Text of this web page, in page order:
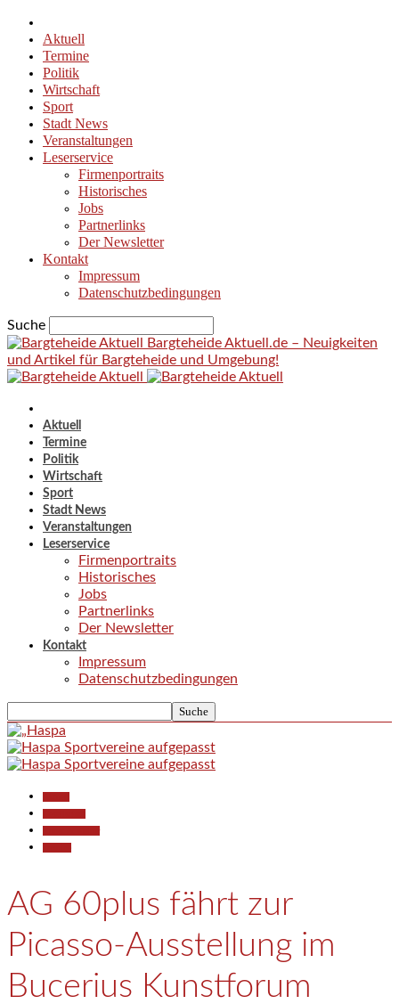
Aktuell
Termine
Politik
Wirtschaft
Sport
Stadt News
Veranstaltungen
Leserservice
Firmenportraits
Historisches
Jobs
Partnerlinks
Der Newsletter
Kontakt
Impressum
Datenschutzbedingungen
Suche
Bargteheide Aktuell.de – Neuigkeiten
und Artikel für Bargteheide und Umgebung!
Aktuell
Termine
Politik
Wirtschaft
Sport
Stadt News
Veranstaltungen
Leserservice
Firmenportraits
Historisches
Jobs
Partnerlinks
Der Newsletter
Kontakt
Impressum
Datenschutzbedingungen
AG 60plus fährt zur
Picasso-Ausstellung im
Bucerius Kunstforum